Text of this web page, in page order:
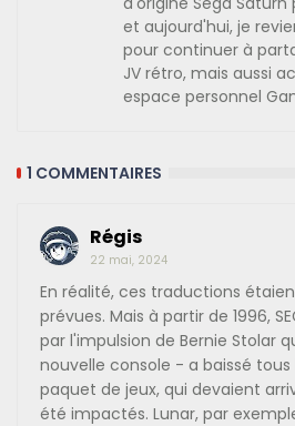
et aujourd'hui, je
pour continuer à
JV rétro, mais aussi
espace personnel
1 COMMENTAIRES
Régis
22 mai, 2024
En réalité, ces traductions
prévues. Mais à partir de 1996,
par l'impulsion de Bernie Stolar
nouvelle console - a baissé
paquet de jeux, qui devaient
été impactés. Lunar, par